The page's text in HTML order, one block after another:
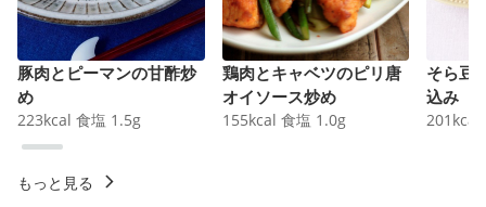
豚肉とピーマンの甘酢炒
め
223kcal 食塩 1.5g
鶏肉とキャベツのピリ唐
オイソース炒め
155kcal 食塩 1.0g
そら豆
込み
201 kcal
もっと見る